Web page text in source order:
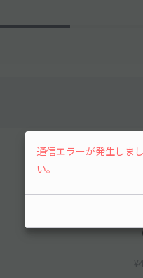
水
通信エラーが発生しま
い。